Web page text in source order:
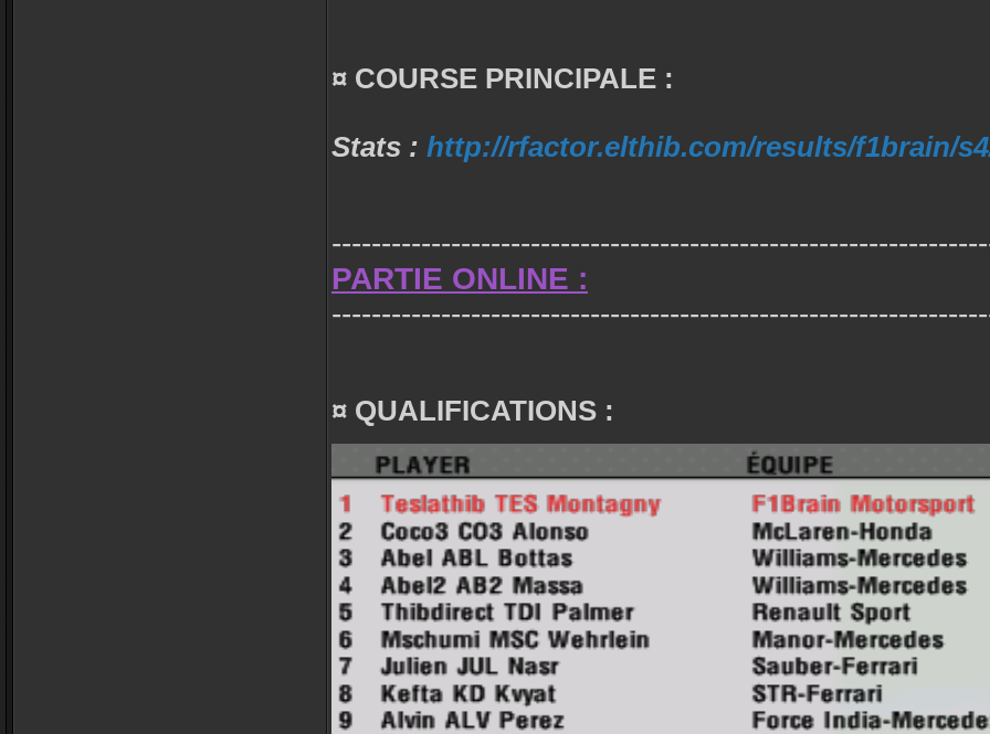
¤ COURSE PRINCIPALE :
Stats : http://rfactor.elthib.com/results/f1brain/
PARTIE ONLINE :
¤ QUALIFICATIONS :